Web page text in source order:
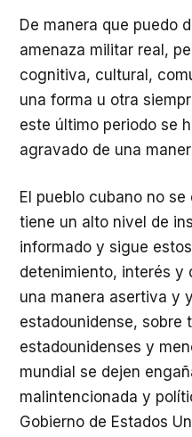
De manera que puedo
amenaza militar real,
cognitiva, cultural,
una forma u otra
este último periodo se
agravado de una
El pueblo cubano no
tiene un alto nivel de
informado y sigue
detenimiento, interés y
una manera asertiva y
estadounidense, sobre
estadounidenses y
mundial se dejen
malintencionada y
Gobierno de Estados